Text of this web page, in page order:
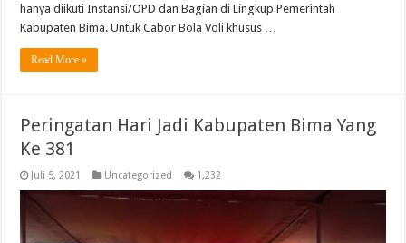
hanya diikuti Instansi/OPD dan Bagian di Lingkup Pemerintah
Kabupaten Bima. Untuk Cabor Bola Voli khusus …
Read More »
Peringatan Hari Jadi Kabupaten Bima Yang
Ke 381
Juli 5, 2021 Uncategorized 1,232